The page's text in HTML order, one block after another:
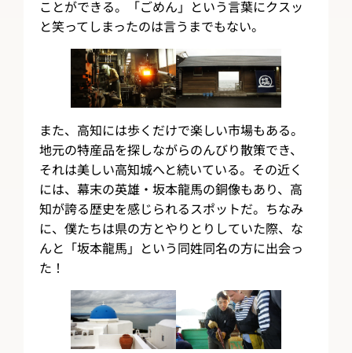
ことができる。「ごめん」という言葉にクスッ
と笑ってしまったのは言うまでもない。
また、高知には歩くだけで楽しい市場もある。
地元の特産品を探しながらのんびり散策でき、
それは美しい高知城へと続いている。その近く
には、幕末の英雄・坂本龍馬の銅像もあり、高
知が誇る歴史を感じられるスポットだ。ちなみ
に、僕たちは県の方とやりとりしていた際、な
んと「坂本龍馬」という同姓同名の方に出会っ
た！